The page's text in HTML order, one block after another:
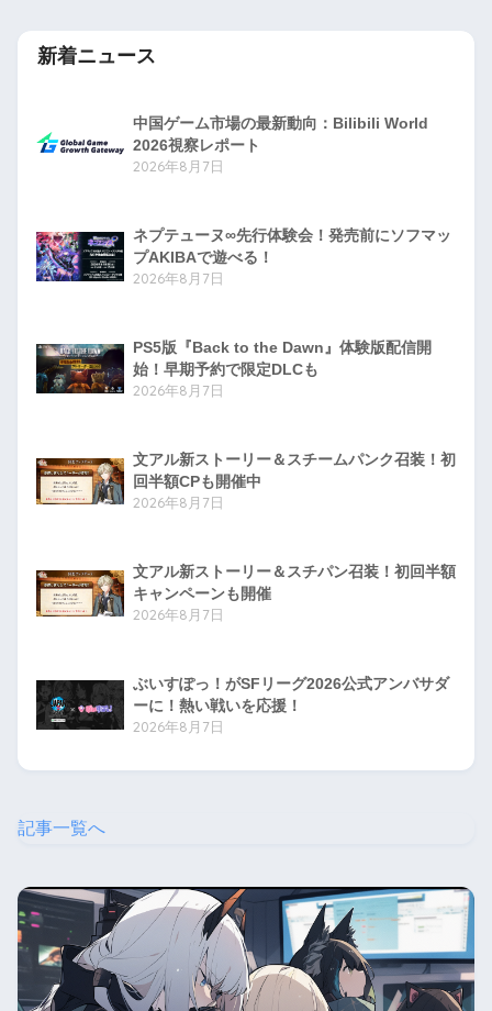
新着ニュース
中国ゲーム市場の最新動向：Bilibili World
2026視察レポート
2026年8月7日
ネプテューヌ∞先行体験会！発売前にソフマッ
プAKIBAで遊べる！
2026年8月7日
PS5版『Back to the Dawn』体験版配信開
始！早期予約で限定DLCも
2026年8月7日
文アル新ストーリー＆スチームパンク召装！初
回半額CPも開催中
2026年8月7日
文アル新ストーリー＆スチパン召装！初回半額
キャンペーンも開催
2026年8月7日
ぶいすぽっ！がSFリーグ2026公式アンバサダ
ーに！熱い戦いを応援！
2026年8月7日
記事一覧へ